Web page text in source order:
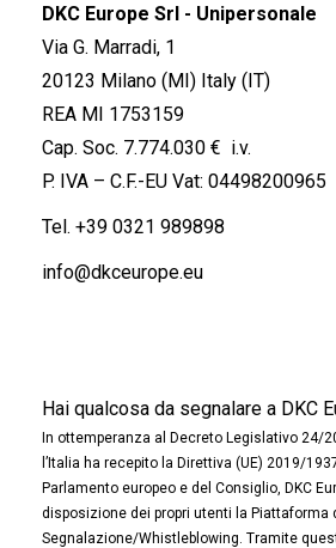
DKC Europe Srl - Unipersonale
Via G. Marradi, 1
20123 Milano (MI) Italy (IT)
REA MI 1753159
Cap. Soc. 7.774.030 € i.v.
P. IVA – C.F.-EU Vat: 04498200965
Tel. +39 0321 989898
info@dkceurope.eu
Hai qualcosa da segnalare a DKC
In ottemperanza al Decreto Legislativo 24/
l’Italia ha recepito la Direttiva (UE) 2019/
Parlamento europeo e del Consiglio, DKC
disposizione dei propri utenti la Piattaforma
Segnalazione/Whistleblowing. Tramite